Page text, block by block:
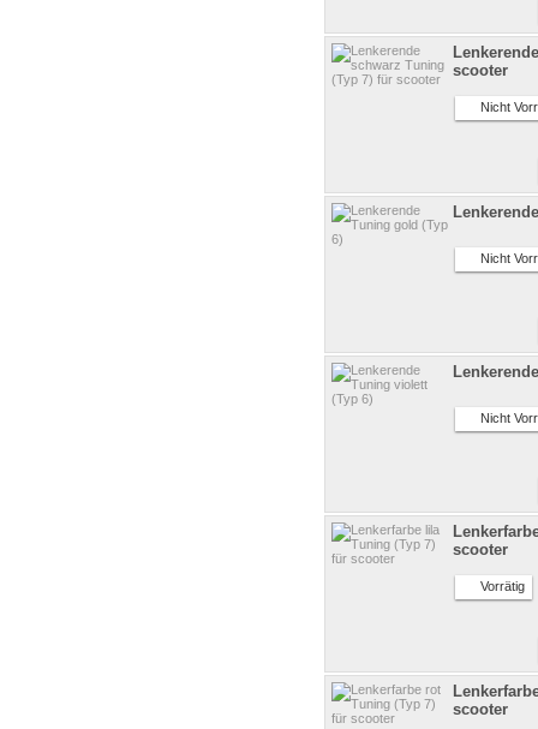
scooter
Nicht
Nicht
Nicht
scooter
Vorrätig
scooter